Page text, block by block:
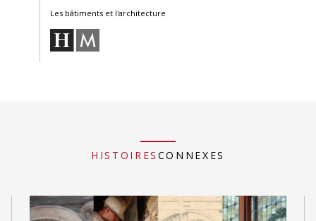
Les bâtiments et l'architecture
HISTOIRES CONNEXES